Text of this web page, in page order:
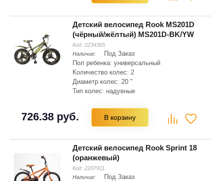
Детский велосипед Rook MS201D
(чёрный/жёлтый) MS201D-BK/YW
Код: 2234365
Наличие:
Под Заказ
Пол ребенка: универсальный
Количество колес: 2
Диаметр колес: 20 "
Тип колес: надувные
Складная рама: нет
Тип вилки: амортизационная
726.38 руб. В корзину
Детский велосипед Rook Sprint 18
(оранжевый)
Код: 2207911
Наличие:
Под Заказ